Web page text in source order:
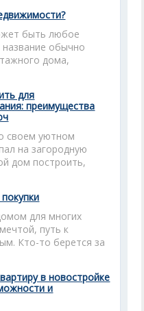
быть любое
обычно
дома,
для
преимущества
своем уютном
на загородную
дом построить,
для многих
путь к
Кто-то берется за
в новостройке
и